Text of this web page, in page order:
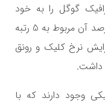
92 درصد ترافیک گوگل را به خود
اختصاص داده‌اند که حدود 33 درصد آن مربوط به 5 رتبه
نرخ کلیک و رونق
داشت.
وجود دارند که با